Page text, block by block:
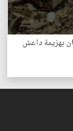
بهزيمة داعش